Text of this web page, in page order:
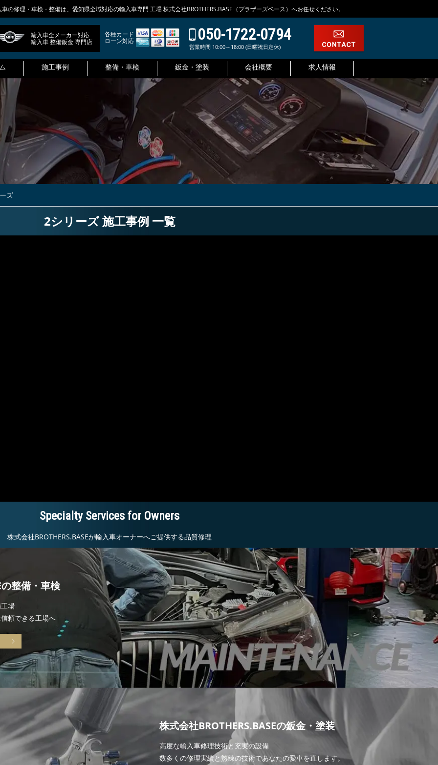
修理・車検・整備は、愛知県全域対応の輸入車専門 工場 株式会社BROTHERS.BASE（ブラザーズベース）へお任せください。
輸入車全メーカー対応
輸入車 整備鈑金 専門店
各種カード
ローン対応
050-1722-0794
営業時間 10:00～18:00 (日曜祝日定休)
施工事例 整備・車検 鈑金・塗装 会社概要 求人情報
ズ
2シリーズ 施工事例 一覧
Specialty Services for Owners
株式会社BROTHERS.BASEが輸入車オーナーへご提供する品質修理
整備・車検
場
頼できる工場へ
株式会社BROTHERS.BASEの鈑金・塗装
高度な輸入車修理技術と充実の設備
数多くの修理実績と熟練の技術であなたの愛車を直します。